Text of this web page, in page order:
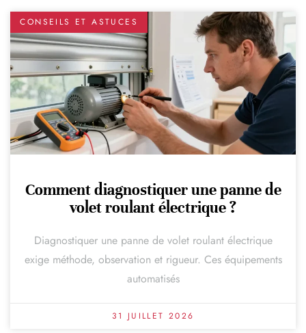
CONSEILS ET ASTUCES
Comment diagnostiquer une panne de
volet roulant électrique ?
Diagnostiquer une panne de volet roulant électrique
exige méthode, observation et rigueur. Ces équipements
automatisés
31 JUILLET 2026